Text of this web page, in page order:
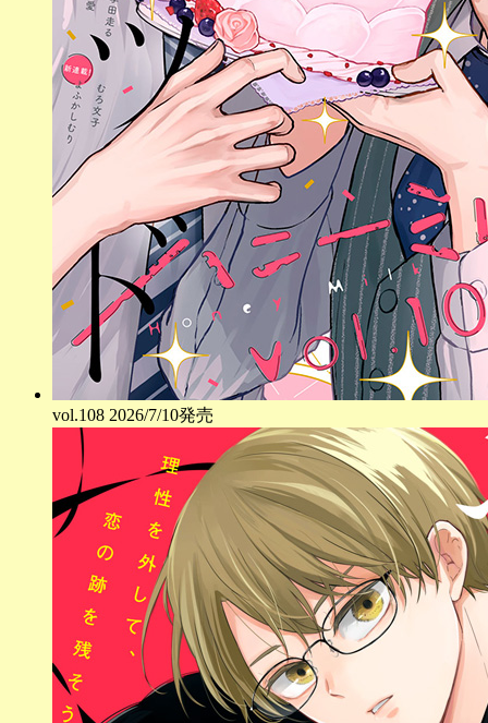
vol.108 2026/7/10発売